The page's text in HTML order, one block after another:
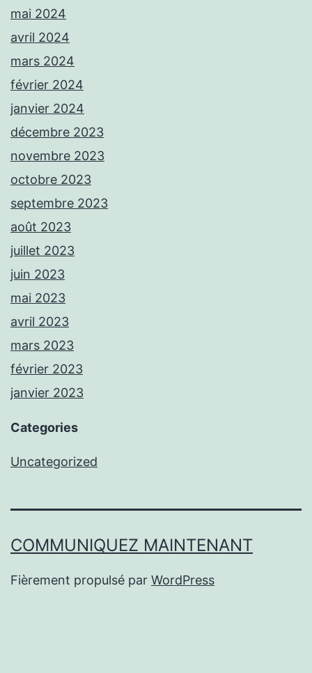
mai 2024
avril 2024
mars 2024
février 2024
janvier 2024
décembre 2023
novembre 2023
octobre 2023
septembre 2023
août 2023
juillet 2023
juin 2023
mai 2023
avril 2023
mars 2023
février 2023
janvier 2023
Categories
Uncategorized
COMMUNIQUEZ MAINTENANT
Fièrement propulsé par WordPress